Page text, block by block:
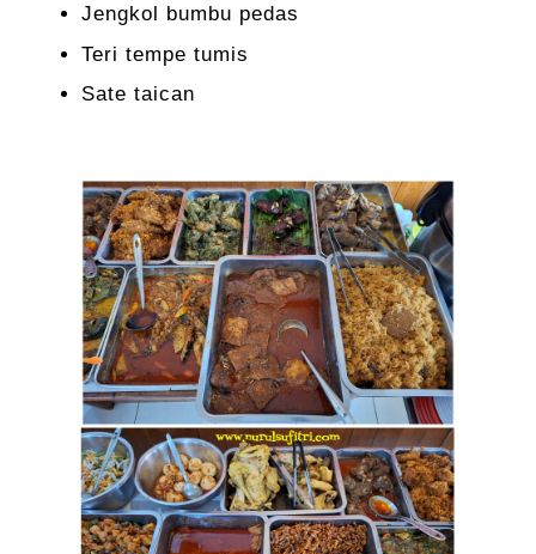
Jengkol bumbu pedas
Teri tempe tumis
Sate taican